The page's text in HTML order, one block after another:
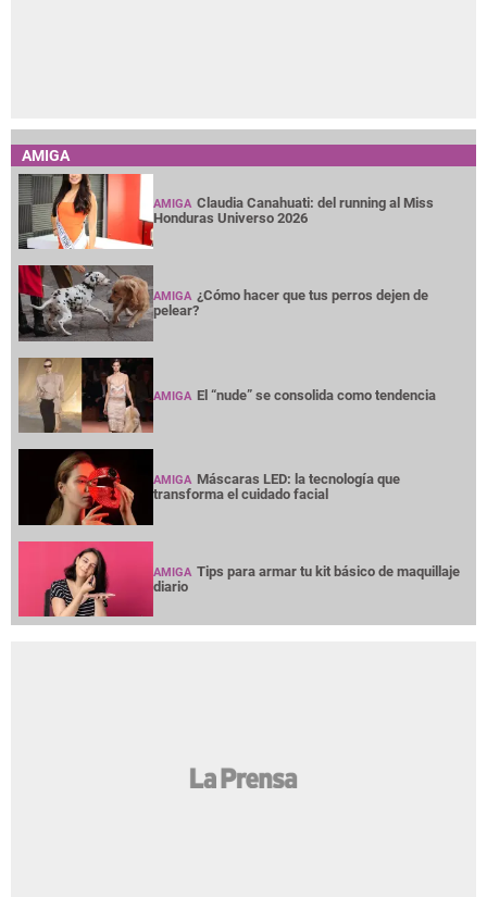
AMIGA
AMIGA Claudia Canahuati: del running al Miss
Honduras Universo 2026
AMIGA ¿Cómo hacer que tus perros dejen de
pelear?
AMIGA El “nude” se consolida como tendencia
AMIGA Máscaras LED: la tecnología que
transforma el cuidado facial
AMIGA Tips para armar tu kit básico de maquillaje
diario